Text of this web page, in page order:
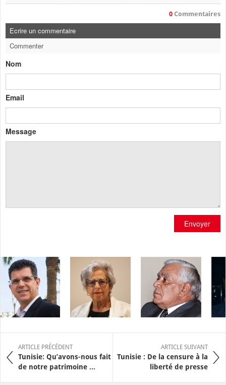
0 Commentaires
Ecrire un commentaire
Commenter
Nom
Email
Message
Envoyer
ARTICLE PRÉCÉDENT
Tunisie: Qu’avons-nous fait
de notre patrimoine ...
ARTICLE SUIVANT
Tunisie : De la censure à la
liberté de presse